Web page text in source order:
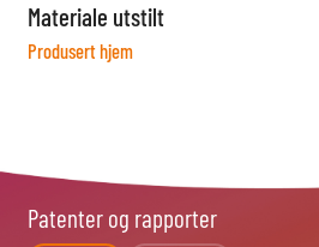
Materiale utstilt
Produsert hjem
Patenter og rapporter